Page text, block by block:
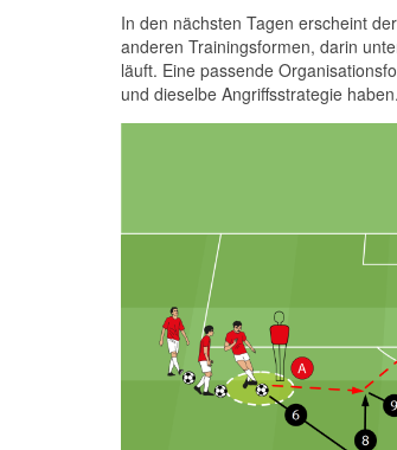
In den nächsten Tagen erscheint der
anderen Trainingsformen, darin
läuft. Eine passende
und dieselbe Angriffsstrategie haben.